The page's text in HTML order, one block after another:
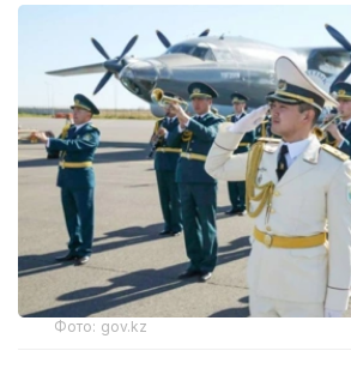
Фото: gov.kz